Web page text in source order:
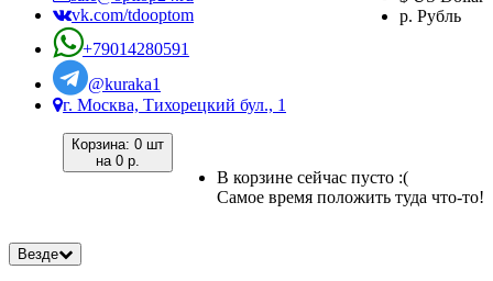
р. Рубль
vk.com/tdooptom
+79014280591
@kuraka1
г. Москва, Тихорецкий бул., 1
Корзина: 0 шт
на 0 р.
В корзине сейчас пусто :(
Самое время положить туда что-то!
Везде